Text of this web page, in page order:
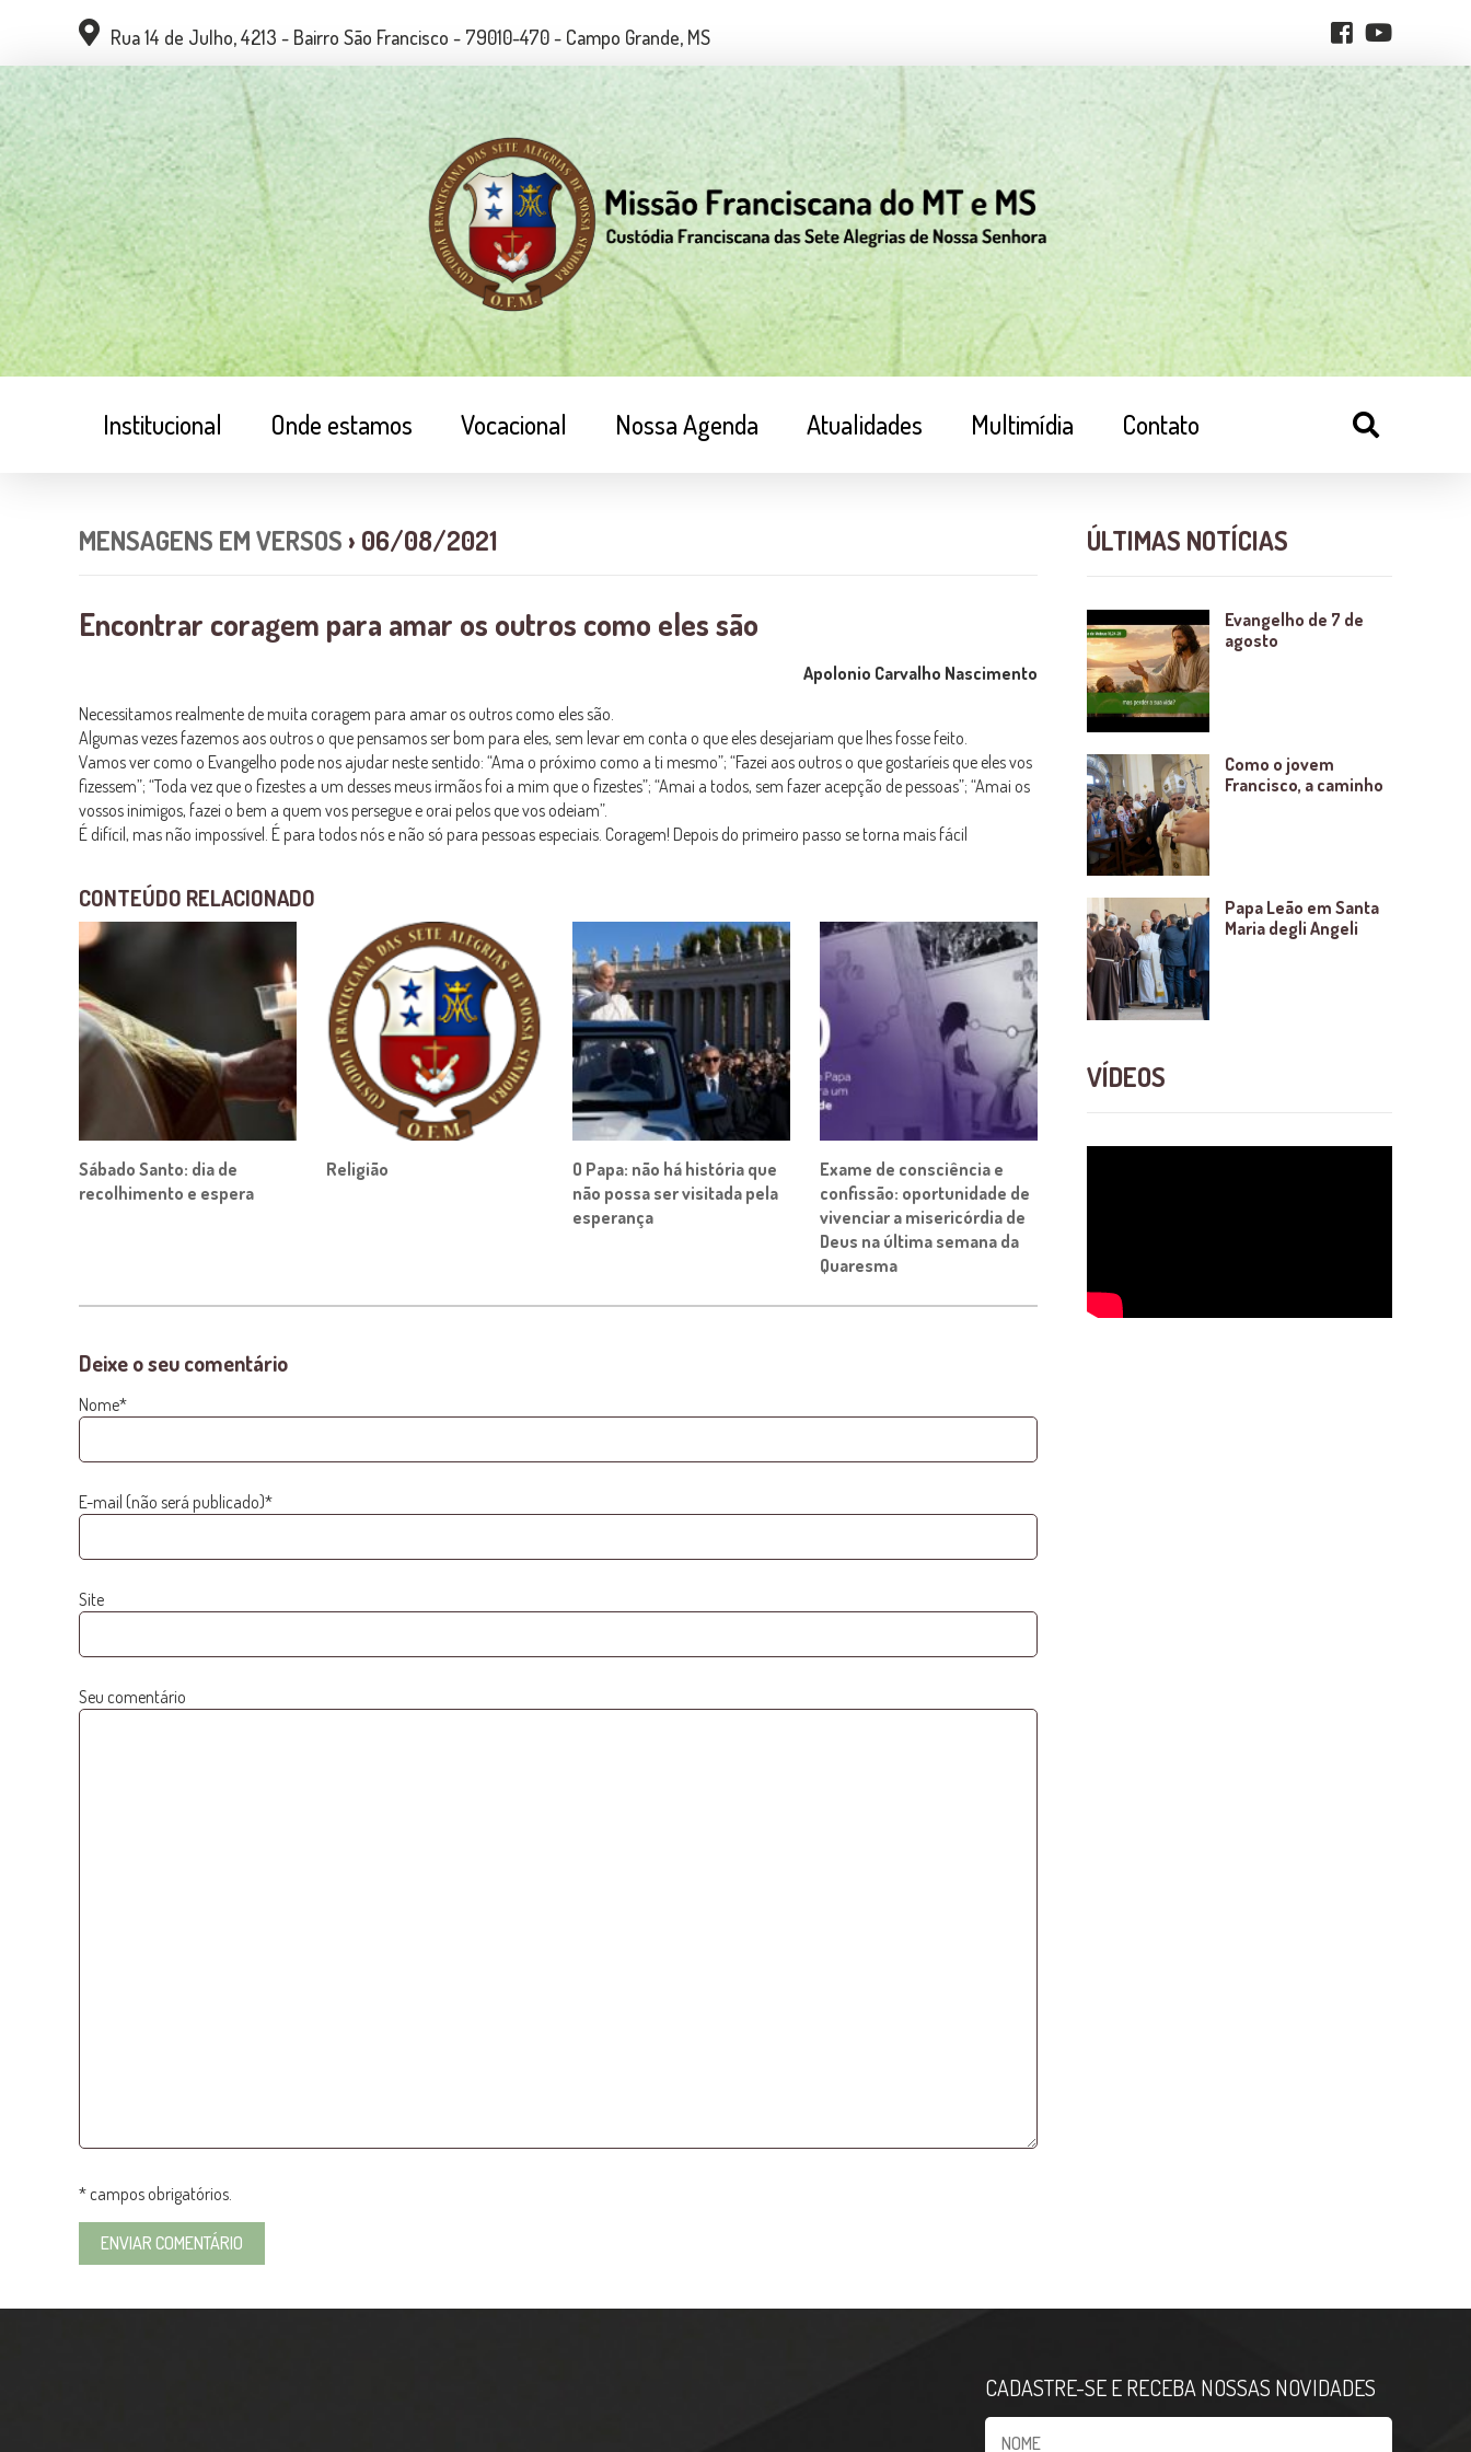
Rua 14 de Julho, 4213 - Bairro São Francisco - 79010-470 - Campo Grande, MS
Institucional Onde estamos Vocacional Nossa Agenda Atualidades Multimídia Contato
MENSAGENS EM VERSOS › 06/08/2021
Encontrar coragem para amar os outros como eles são
Apolonio Carvalho Nascimento
Necessitamos realmente de muita coragem para amar os outros como eles são.
Algumas vezes fazemos aos outros o que pensamos ser bom para eles, sem levar em conta o que eles desejariam que lhes fosse feito.
Vamos ver como o Evangelho pode nos ajudar neste sentido: “Ama o próximo como a ti mesmo”; “Fazei aos outros o que gostaríeis que eles vos
fizessem”; “Toda vez que o fizestes a um desses meus irmãos foi a mim que o fizestes”; “Amai a todos, sem fazer acepção de pessoas”; “Amai os
vossos inimigos, fazei o bem a quem vos persegue e orai pelos que vos odeiam”.
É difícil, mas não impossível. É para todos nós e não só para pessoas especiais. Coragem! Depois do primeiro passo se torna mais fácil
CONTEÚDO RELACIONADO
Sábado Santo: dia de
recolhimento e espera
Religião
O Papa: não há história que
não possa ser visitada pela
esperança
Exame de consciência e
confissão: oportunidade de
vivenciar a misericórdia de
Deus na última semana da
Quaresma
Deixe o seu comentário
Nome*
E-mail (não será publicado)*
Site
Seu comentário
* campos obrigatórios.
ÚLTIMAS NOTÍCIAS
Evangelho de 7 de
agosto
Como o jovem
Francisco, a caminho
Papa Leão em Santa
Maria degli Angeli
VÍDEOS
CADASTRE-SE E RECEBA NOSSAS NOVIDADES